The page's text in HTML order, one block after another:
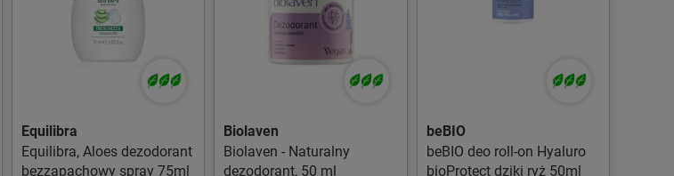
Equilibra
Equilibra, Aloes dezodorant
bezzapachowy spray 75ml
Biolaven
Biolaven - Naturalny
dezodorant, 50 ml
beBIO
beBIO deo roll-on Hyaluro
bioProtect dziki ryż 50ml